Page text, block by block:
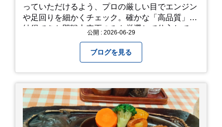
っていただけるよう、プロの厳しい目でエンジン
や足回りを細かくチェック。確かな「高品質」と
納得できた即戦力車両のみを厳選して仕入れてい
公開 : 2026-06-29
ブログを見る